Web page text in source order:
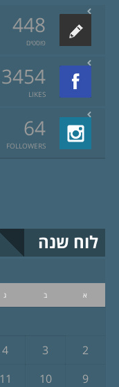
448
פוסטים
3454
LIKES
64
FOLLOWERS
לוח שנה
א ב ג
2
3
4
9
10
11